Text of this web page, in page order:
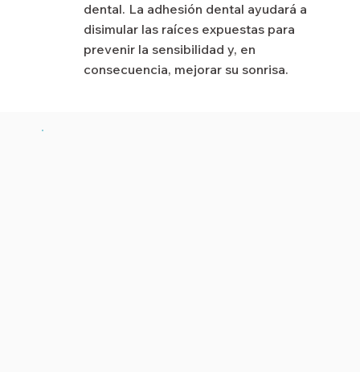
dental. La adhesión dental ayudará a
disimular las raíces expuestas para
prevenir la sensibilidad y, en
consecuencia, mejorar su sonrisa.